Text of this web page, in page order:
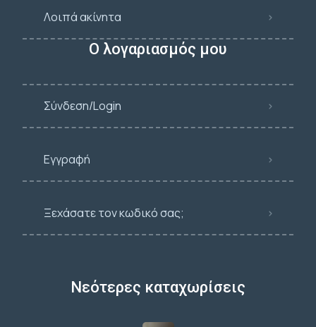
Λοιπά ακίνητα
Ο λογαριασμός μου
Σύνδεση/Login
Εγγραφή
Ξεχάσατε τον κωδικό σας;
Νεότερες καταχωρίσεις